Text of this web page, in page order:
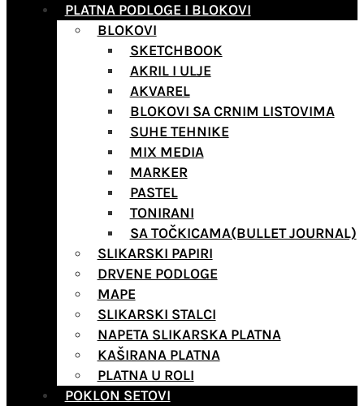
PLATNA PODLOGE I BLOKOVI
BLOKOVI
SKETCHBOOK
AKRIL I ULJE
AKVAREL
BLOKOVI SA CRNIM LISTOVIMA
SUHE TEHNIKE
MIX MEDIA
MARKER
PASTEL
TONIRANI
SA TOČKICAMA(BULLET JOURNAL)
SLIKARSKI PAPIRI
DRVENE PODLOGE
MAPE
SLIKARSKI STALCI
NAPETA SLIKARSKA PLATNA
KAŠIRANA PLATNA
PLATNA U ROLI
POKLON SETOVI